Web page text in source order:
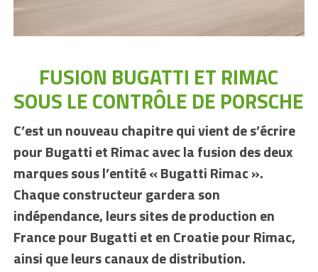
FUSION BUGATTI ET RIMAC
SOUS LE CONTRÔLE DE PORSCHE
C’est un nouveau chapitre qui vient de s’écrire
pour Bugatti et Rimac avec la fusion des deux
marques sous l’entité« Bugatti Rimac ».
Chaque constructeur gardera son
indépendance, leurs sites de production en
France pour Bugatti et en Croatie pour Rimac,
ainsi que leurs canaux de distribution.